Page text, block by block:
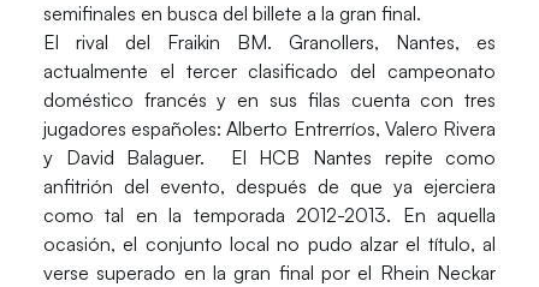
semifinales en busca del billete a la gran final.
El rival del Fraikin BM. Granollers, Nantes, es
actualmente el tercer clasificado del campeonato
doméstico francés y en sus filas cuenta con tres
jugadores españoles:Alberto Entrerríos, Valero Rivera
y David Balaguer. El HCB Nantes repite como
anfitrión del evento, después de que ya ejerciera
como tal en la temporada 2012-2013. En aquella
ocasión, el conjunto local no pudo alzar el título, al
verse superado en la gran final por el Rhein Neckar